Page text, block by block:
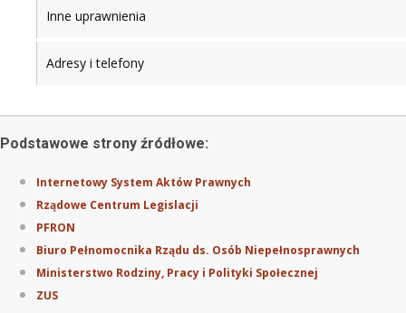
Inne uprawnienia
Adresy i telefony
Podstawowe strony źródłowe:
Internetowy System Aktów Prawnych
Rządowe Centrum Legislacji
PFRON
Biuro Pełnomocnika Rządu ds. Osób Niepełnosprawnych
Ministerstwo Rodziny, Pracy i Polityki Społecznej
ZUS